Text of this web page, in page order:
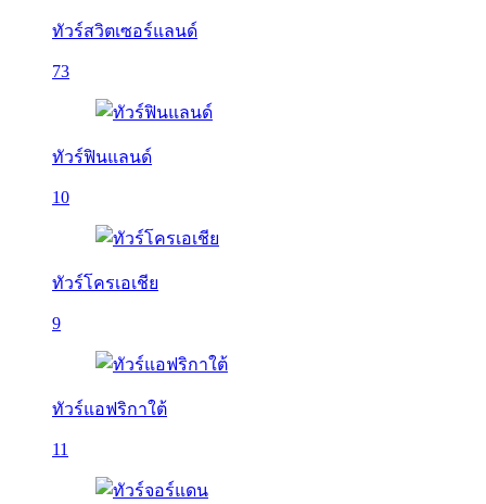
ทัวร์สวิตเซอร์แลนด์
73
ทัวร์ฟินแลนด์
10
ทัวร์โครเอเชีย
9
ทัวร์แอฟริกาใต้
11